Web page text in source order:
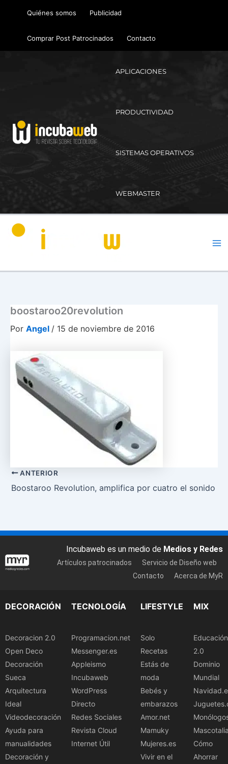
Quiénes somos Publicidad
Comprar Post Patrocinados Contacto
APLICACIONES
PRODUCTIVIDAD
SISTEMAS OPERATIVOS
WEBMASTER
boostaroo20revolution
Por Angel / 15 de noviembre de 2016
ANTERIOR
Boostaroo Revolution, amplifica por cuatro el sonido
Incubaweb es un medio de Medios y Redes
Artículos patrocinados
Servicio de Diseño web
Contacto
Acerca de MyR
DECORACIÓN
Decoracion 2.0
Open Deco
Decoración
Sueca
Arquitectura
Ideal
Videodecoración
Ayuda para
manualidades
Decoración y
TECNOLOGÍA
Programacion.net
Messenger.es
Appleismo
Incubaweb
WordPress
Directo
Redes Sociales
Revista Cloud
Internet Útil
LIFESTYLE
Solo
Recetas
Estás de
moda
Bebés y
embarazos
Amor.net
Mamuky
Mujeres.es
Vivir en el
MIX
Educación
2.0
Dominio
Mundial
Cómo
Ahorrar